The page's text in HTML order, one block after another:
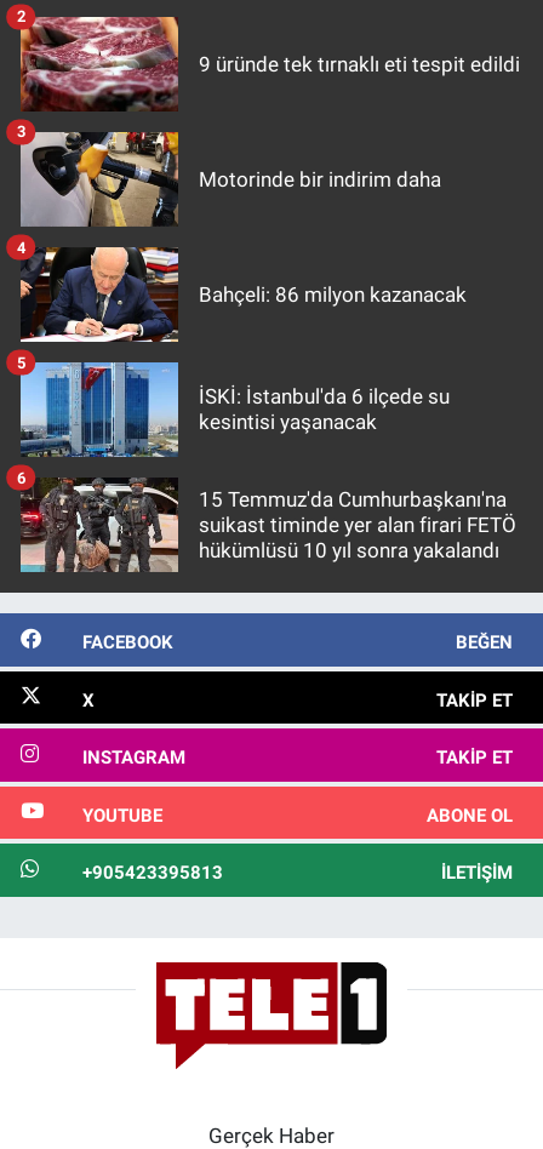
9 üründe tek tırnaklı eti tespit edildi
2
Motorinde bir indirim daha
3
Bahçeli: 86 milyon kazanacak
4
İSKİ: İstanbul'da 6 ilçede su
kesintisi yaşanacak
5
15 Temmuz'da Cumhurbaşkanı'na
suikast timinde yer alan firari FETÖ
hükümlüsü 10 yıl sonra yakalandı
6
FACEBOOK BEĞEN
X TAKIP ET
INSTAGRAM TAKIP ET
YOUTUBE ABONE OL
+905423395813 İLETIŞIM
Gerçek Haber